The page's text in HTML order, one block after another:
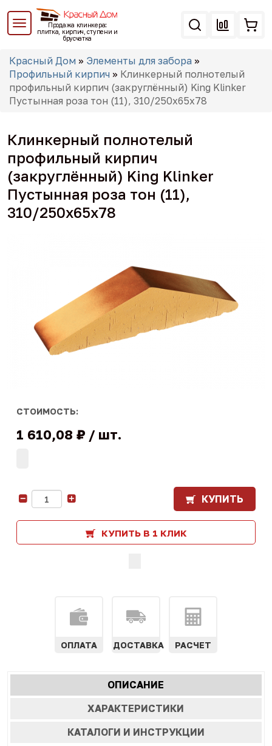
Перейти
основному
Продажа клинкера:
плитка, кирпич, ступени и
брусчатка
Вы
здесь
Красный Дом » Элементы для забора »
Профильный кирпич » Клинкерный полнотелый
профильный кирпич (закруглённый) King Klinker
Пустынная роза тон (11), 310/250x65x78
Клинкерный полнотелый
профильный кирпич
(закруглённый) King Klinker
Пустынная роза тон (11),
310/250x65x78
СТОИМОСТЬ:
1 610,08 ₽ шт.
КУПИТЬ
КУПИТЬ В 1 КЛИК
ОПЛАТА ДОСТАВКА РАСЧЕТ
Характеристики
табы
ОПИСАНИЕ
ВКЛАДКА)
ХАРАКТЕРИСТИКИ
КАТАЛОГИ И ИНСТРУКЦИИ